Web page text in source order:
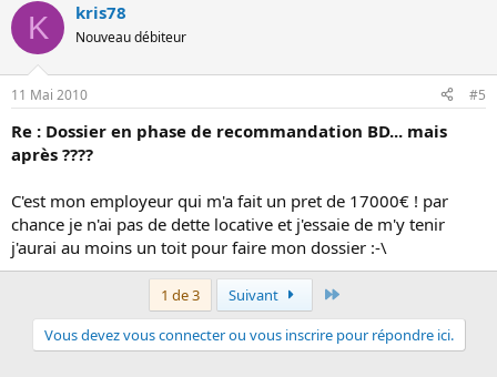
K kris78
Nouveau débiteur
11 Mai 2010 #5
Re : Dossier en phase de recommandation BD... mais
après ????
C'est mon employeur qui m'a fait un pret de 17000€ ! par
chance je n'ai pas de dette locative et j'essaie de m'y tenir
j'aurai au moins un toit pour faire mon dossier :-\
1 de 3 Suivant
Vous devez vous connecter ou vous inscrire pour répondre ici.